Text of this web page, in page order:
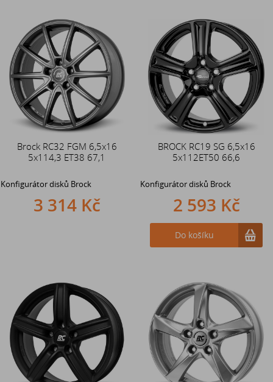
Brock RC32 FGM 6,5x16
5x114,3 ET38 67,1
Konfigurátor disků Brock
3 314 Kč
BROCK RC19 SG 6,5x16
5x112ET50 66,6
Konfigurátor disků Brock
2 593 Kč
Do košíku